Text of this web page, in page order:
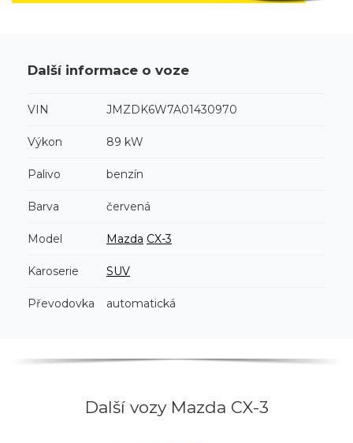
Další informace o voze
VIN JMZDK6W7A01430970
Výkon 89 kW
Palivo benzín
Barva červená
Model Mazda CX-3
Karoserie SUV
Převodovka automatická
Další vozy Mazda CX-3